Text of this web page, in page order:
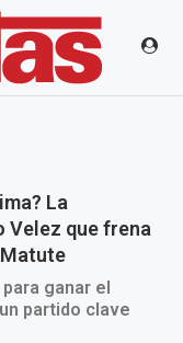
La
Velez que frena
ganar el
partido clave